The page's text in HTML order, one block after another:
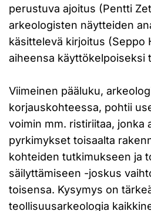
perustuva ajoitus (Pentti
arkeologisten näytteiden
käsittelevä kirjoitus (Seppo
aiheensa käyttökelpoiseksi
Viimeinen pääluku,
korjauskohteessa, pohtii
voimin mm. ristiriitaa, jonka
pyrkimykset toisaalta
kohteiden tutkimukseen ja
säilyttämiseen -joskus
toisensa. Kysymys on
teollisuusarkeologia